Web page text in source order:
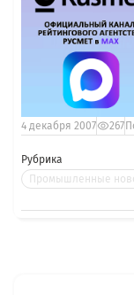
Рубрика
Промышленные
4 декабря 2007 267